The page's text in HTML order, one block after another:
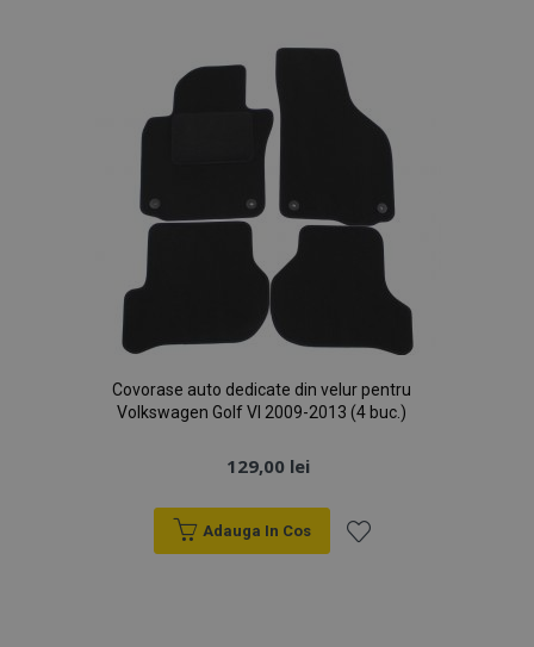
Covorase auto dedicate din velur pentru
Volkswagen Golf VI 2009-2013 (4 buc.)
129,00 lei
Adauga In Cos